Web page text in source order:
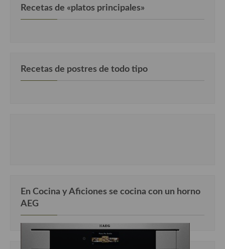
Recetas de «platos principales»
Recetas de postres de todo tipo
En Cocina y Aficiones se cocina con un horno
AEG